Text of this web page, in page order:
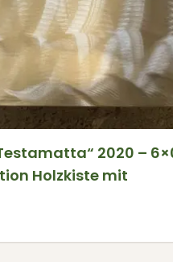
2020 –
Holzkiste mit